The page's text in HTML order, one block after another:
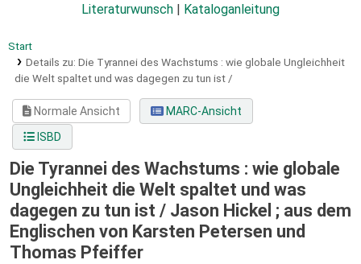
Literaturwunsch
Kataloganleitung
Start
Details zu: Die Tyrannei des Wachstums : wie globale Ungleichheit
die Welt spaltet und was dagegen zu tun ist /
Normale Ansicht
MARC-Ansicht
ISBD
Die Tyrannei des Wachstums : wie globale
Ungleichheit die Welt spaltet und was
dagegen zu tun ist / Jason Hickel ; aus dem
Englischen von Karsten Petersen und
Thomas Pfeiffer